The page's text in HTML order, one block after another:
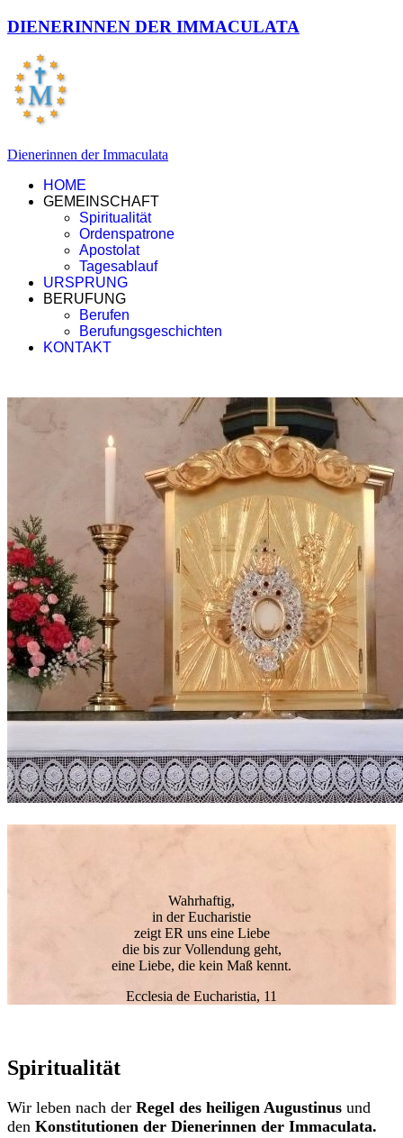
DIENERINNEN DER IMMACULATA
Dienerinnen der Immaculata
HOME
GEMEINSCHAFT
Spiritualität
Ordenspatrone
Apostolat
Tagesablauf
URSPRUNG
BERUFUNG
Berufen
Berufungsgeschichten
KONTAKT
Wahrhaftig,
in der Eucharistie
zeigt ER uns eine Liebe
die bis zur Vollendung geht,
eine Liebe, die kein Maß kennt.
Ecclesia de Eucharistia, 11
Spiritualität
Wir leben nach der Regel des heiligen Augustinus und
den Konstitutionen der Dienerinnen der Immaculata.